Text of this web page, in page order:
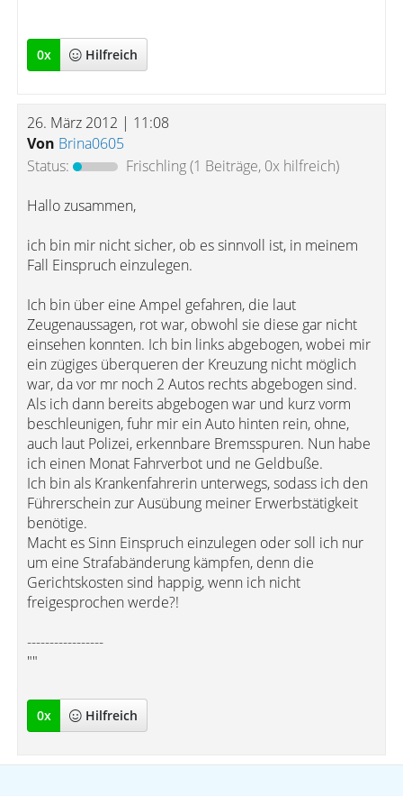
0x Hilfreich
26. März 2012 | 11:08
Von Brina0605
Status:
Frischling(1 Beiträge, 0x hilfreich)
Hallo zusammen,
ich bin mir nicht sicher, ob es sinnvoll ist, in meinem
Fall Einspruch einzulegen.
Ich bin über eine Ampel gefahren, die laut
Zeugenaussagen, rot war, obwohl sie diese gar nicht
einsehen konnten. Ich bin links abgebogen, wobei mir
ein zügiges überqueren der Kreuzung nicht möglich
war, da vor mr noch 2 Autos rechts abgebogen sind.
Als ich dann bereits abgebogen war und kurz vorm
beschleunigen, fuhr mir ein Auto hinten rein, ohne,
auch laut Polizei, erkennbare Bremsspuren. Nun habe
ich einen Monat Fahrverbot und ne Geldbuße.
Ich bin als Krankenfahrerin unterwegs, sodass ich den
Führerschein zur Ausübung meiner Erwerbstätigkeit
benötige.
Macht es Sinn Einspruch einzulegen oder soll ich nur
um eine Strafabänderung kämpfen, denn die
Gerichtskosten sind happig, wenn ich nicht
freigesprochen werde?!
-----------------
""
0x Hilfreich